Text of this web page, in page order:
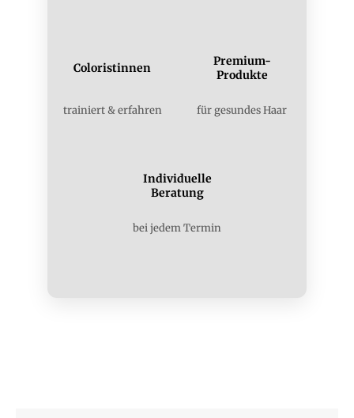
Coloristinnen
trainiert & erfahren
Premium-
Produkte
für gesundes Haar
Individuelle
Beratung
bei jedem Termin